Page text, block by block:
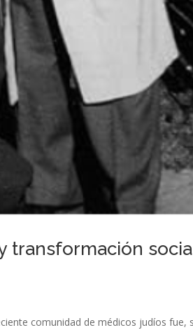
transformación
comunidad de médicos judíos fue,